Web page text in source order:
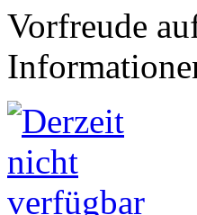
Vorfreude